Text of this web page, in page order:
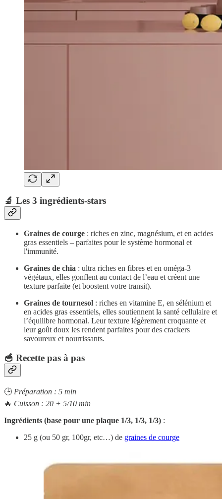
🔬 Les 3 ingrédients-stars
Graines de courge : riches en zinc, magnésium, et en acides
gras essentiels – parfaites pour le système hormonal et
l'immunité.
Graines de chia : ultra riches en fibres et en oméga-3
végétaux, elles gonflent au contact de l’eau et créent une
texture parfaite (et boostent votre transit).
Graines de tournesol : riches en vitamine E, en sélénium et
en acides gras essentiels, elles soutiennent la santé cellulaire et
l’équilibre hormonal. Leur texture légèrement croquante et
leur goût doux les rendent parfaites pour des crackers
savoureux et nourrissants.
🥣 Recette pas à pas
🕒 Préparation : 5 min
🔥 Cuisson : 20 + 5/10 min
Ingrédients (base pour une plaque 1/3, 1/3, 1/3) :
25 g (ou 50 gr, 100gr, etc…) de graines de courge